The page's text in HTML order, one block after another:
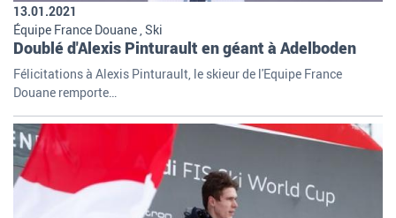
13.01.2021
Équipe France Douane , Ski
Doublé d'Alexis Pinturault en géant à Adelboden
Félicitations à Alexis Pinturault, le skieur de l'Equipe France
Douane remporte…